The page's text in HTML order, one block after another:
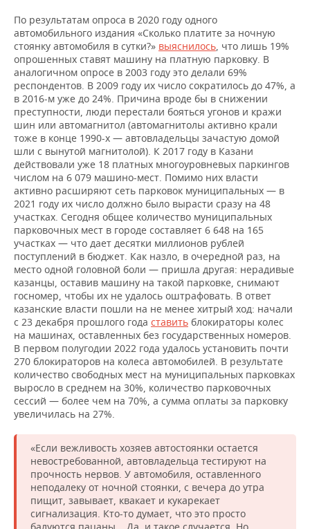
По результатам опроса в 2020 году одного
автомобильного издания «Сколько платите за ночную
стоянку автомобиля в сутки?» выяснилось, что лишь 19%
опрошенных ставят машину на платную парковку. В
аналогичном опросе в 2003 году это делали 69%
респондентов. В 2009 году их число сократилось до 47%, а
в 2016-м уже до 24%. Причина вроде бы в снижении
преступности, люди перестали бояться угонов и кражи
шин или автомагнитол (автомагнитолы активно крали
тоже в конце 1990-х — автовладельцы зачастую домой
шли с вынутой магнитолой). К 2017 году в Казани
действовали уже 18 платных многоуровневых паркингов
числом на 6 079 машино-мест. Помимо них власти
активно расширяют сеть парковок муниципальных — в
2021 году их число должно было вырасти сразу на 48
участках. Сегодня общее количество муниципальных
парковочных мест в городе составляет 6 648 на 165
участках — что дает десятки миллионов рублей
поступлений в бюджет. Как назло, в очередной раз, на
место одной головной боли — пришла другая: нерадивые
казанцы, оставив машину на такой парковке, снимают
госномер, чтобы их не удалось оштрафовать. В ответ
казанские власти пошли на не менее хитрый ход: начали
с 23 декабря прошлого года ставить блокираторы колес
на машинах, оставленных без государственных номеров.
В первом полугодии 2022 года удалось установить почти
270 блокираторов на колеса автомобилей. В результате
количество свободных мест на муниципальных парковках
выросло в среднем на 30%, количество парковочных
сессий — более чем на 70%, а сумма оплаты за парковку
увеличилась на 27%.
«Если вежливость хозяев автостоянки остается
невостребованной, автовладельца тестируют на
прочность нервов. У автомобиля, оставленного
неподалеку от ночной стоянки, с вечера до утра
пищит, завывает, квакает и кукарекает
сигнализация. Кто-то думает, что это просто